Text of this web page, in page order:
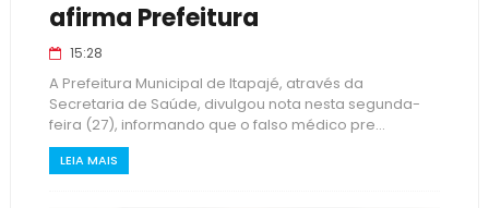
afirma Prefeitura
15:28
A Prefeitura Municipal de Itapajé, através da
Secretaria de Saúde, divulgou nota nesta segunda-
feira (27), informando que o falso médico pre...
LEIA MAIS